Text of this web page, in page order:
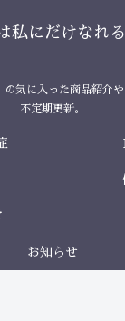
私にだけなれる
気に入った商品紹介や
不定期更新。
お知らせ